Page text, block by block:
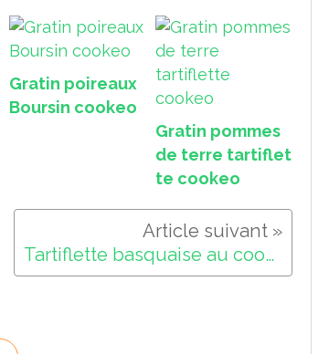
Gratin poireaux
Boursin cookeo
Gratin pommes
de terre tartiflet
te cookeo
Tartiflette basquaise au cookeo